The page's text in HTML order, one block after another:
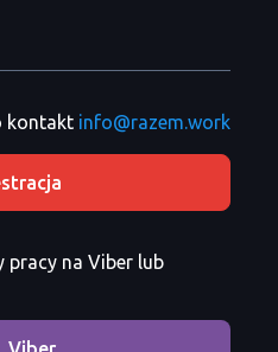
kontakt info@razem.work
pracy na Viber lub